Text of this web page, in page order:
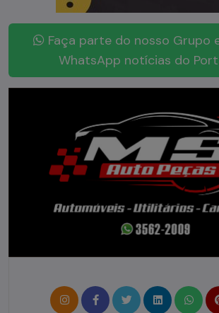
Faça parte do nosso Grupo
WhatsApp notícias do